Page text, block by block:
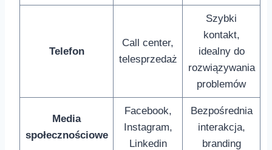
Telefon
Call center,
telesprzedaż
Szybki
kontakt,
idealny do
rozwiązywania
problemów
Media
społecznościowe
Facebook,
Instagram,
Linkedin
Bezpośrednia
interakcja,
branding